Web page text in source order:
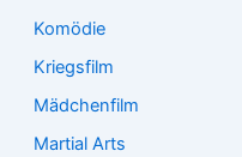
Komödie
Kriegsfilm
Mädchenfilm
Martial Arts